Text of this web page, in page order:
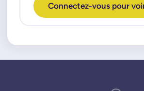
Connectez-vous pour
X1 (E84)
Z4 (E85)